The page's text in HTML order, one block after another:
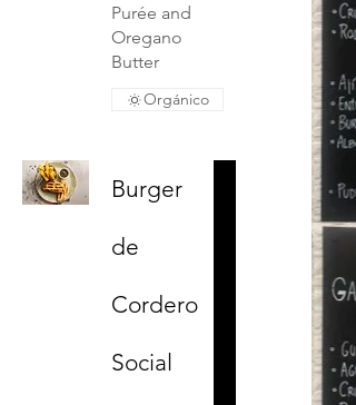
Purée and
Oregano
Butter
Orgánico
Burger
de
Cordero
Social